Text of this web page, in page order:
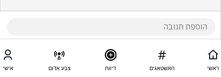
ראשי האשטאגים דיווח צבע אדום אישי